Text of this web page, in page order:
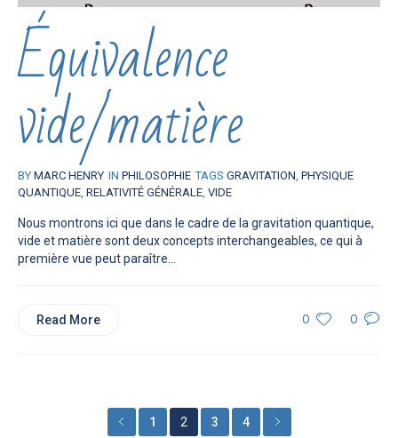
Équivalence
vide/matière
BY MARC HENRY IN PHILOSOPHIE TAGS GRAVITATION PHYSIQUE
QUANTIQUE RELATIVITÉ GÉNÉRALE VIDE
Nous montrons ici que dans le cadre de la gravitation quantique,
vide et matière sont deux concepts interchangeables, ce qui à
première vue peut paraître...
0 0
Read More
1 2 3 4